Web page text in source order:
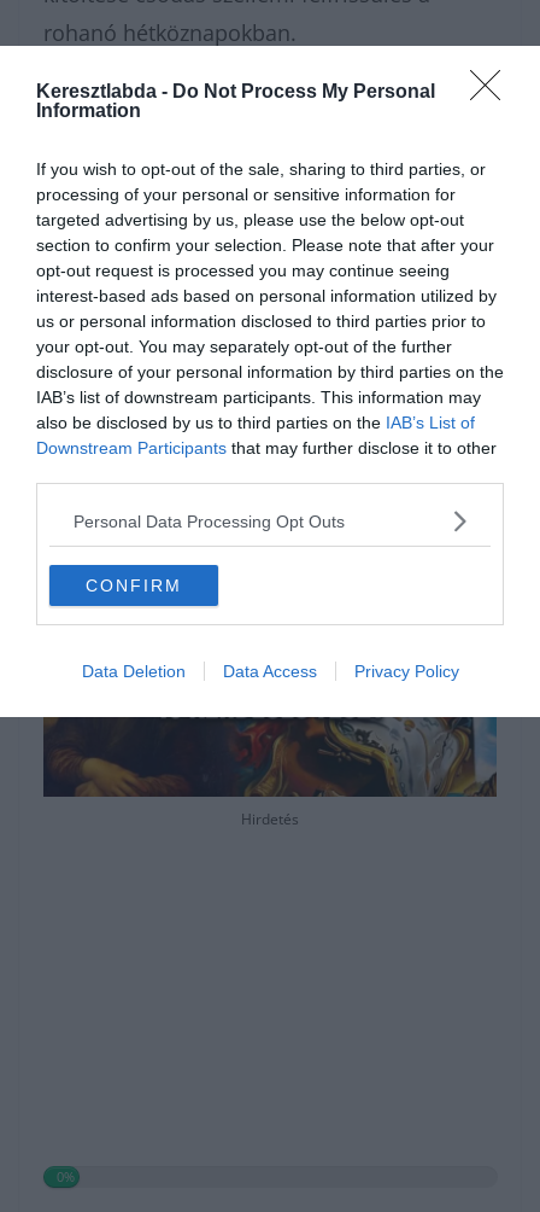
Keresztlabda - Do Not Process My Personal
Information
If you wish to opt-out of the sale, sharing to third parties, or
processing of your personal or sensitive information for
targeted advertising by us, please use the below opt-out
section to confirm your selection. Please note that after your
opt-out request is processed you may continue seeing
interest-based ads based on personal information utilized by
us or personal information disclosed to third parties prior to
your opt-out. You may separately opt-out of the further
disclosure of your personal information by third parties on the
IAB’s list of downstream participants. This information may
also be disclosed by us to third parties on the IAB’s List of
Downstream Participants that may further disclose it to other
Personal Data Processing Opt Outs
CONFIRM
Data Deletion Data Access Privacy Policy
rohanó hétköznapokban.
Amikor a végére értél ennek a kulturális
archívumában még rengeteg szuper kvíz vár
rád. Ne tartsd magadban az elért
eredményt, csatlakozz a Kvízkuckó Facebook
csoportközösségéhez, és vitasd meg a
legnehezebb neveket a többiekkel! Az
intenzív agytorna után pedig aKeresztlabda
YouTube csatornaszórakoztató videóival
könnyedén feltöltődhetsz a nap hátralévő
részében.
Hirdetés
0%